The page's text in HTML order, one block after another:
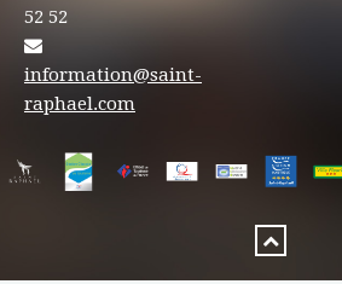
52 52
information@saint-
raphael.com